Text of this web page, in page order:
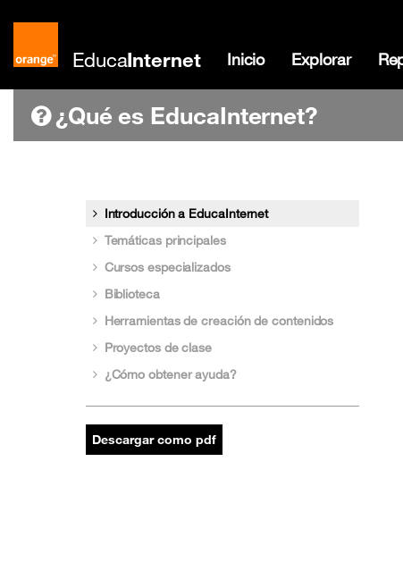
EducaInternet Inicio Explorar
¿Qué es EducaInternet?
Introducción a EducaInternet
Temáticas principales
Cursos especializados
Biblioteca
Herramientas de creación de contenidos
Proyectos de clase
¿Cómo obtener ayuda?
Descargar como pdf